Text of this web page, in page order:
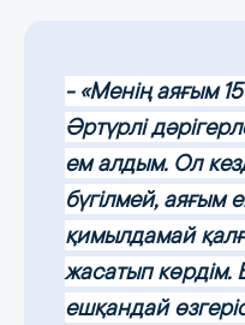
- «Менің аяғым
Әртүрлі
ем алдым. Ол
бүгілмей, аяғым
қимылдамай
жасатып көрдім.
ешқандай